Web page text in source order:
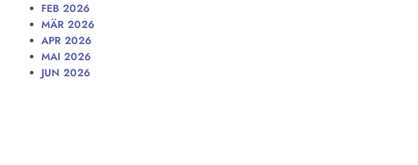
FEB 2026
MÄR 2026
APR 2026
MAI 2026
JUN 2026